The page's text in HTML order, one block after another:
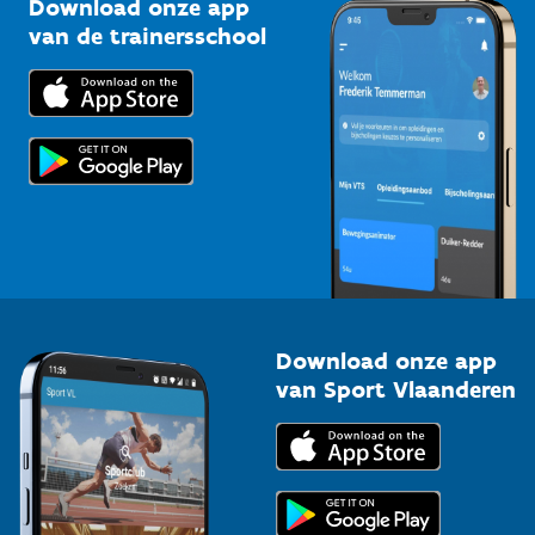
Bedrijven
Trainers en begeleiders
Topsporters
Downloads
Voor de pers
Download onze app
van de trainersschool
Download onze app
van Sport Vlaanderen